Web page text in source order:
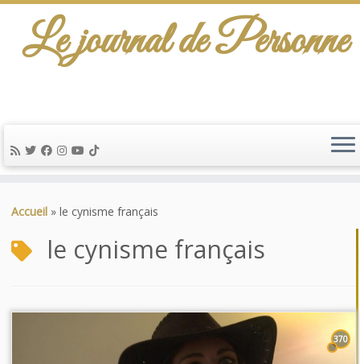
au
Le journal de Personne
Accueil » le cynisme français
le cynisme français
370